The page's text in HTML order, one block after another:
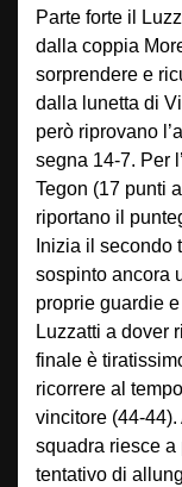
Parte forte il
dalla coppia
sorprendere e
dalla lunetta di
però riprovano
segna 14-7. Per
Tegon (17 punti
riportano il
Inizia il secondo
sospinto ancora
proprie guardie e
Luzzatti a dover
finale è
ricorrere al
vincitore (44-
squadra riesce
tentativo di